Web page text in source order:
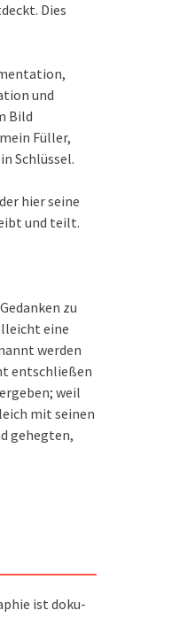
Dies
und
Bild
Füller,
Schlüssel.
hier seine
und teilt.
zu
eine
werden
entschließen
weil
mit seinen
gehegten,
ist do­ku­